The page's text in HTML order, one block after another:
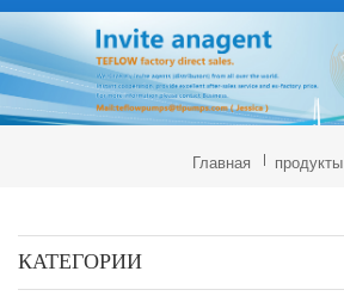
Главная продукты
КАТЕГОРИИ